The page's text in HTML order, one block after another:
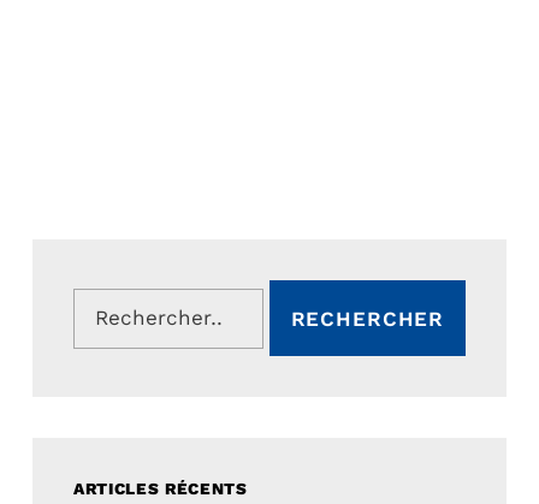
Rechercher :
ARTICLES RÉCENTS